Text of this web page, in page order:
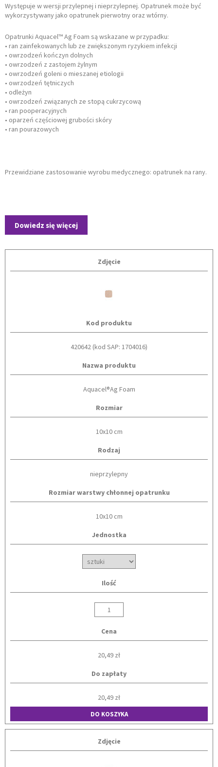
Występuje w wersji przylepnej i nieprzylepnej. Opatrunek może być
wykorzystywany jako opatrunek pierwotny oraz wtórny.
Opatrunki Aquacel™ Ag Foam są wskazane w przypadku:
• ran zainfekowanych lub ze zwiększonym ryzykiem infekcji
• owrzodzeń kończyn dolnych
• owrzodzeń z zastojem żylnym
• owrzodzeń goleni o mieszanej etiologii
• owrzodzeń tętniczych
• odleżyn
• owrzodzeń związanych ze stopą cukrzycową
• ran pooperacyjnych
• oparzeń częściowej grubości skóry
• ran pourazowych
Przewidziane zastosowanie wyrobu medycznego: opatrunek na rany.
Dowiedz się więcej
Zdjęcie
Kod produktu
420642 (kod SAP: 1704016)
Nazwa produktu
Aquacel®Ag Foam
Rozmiar
10x10 cm
Rodzaj
nieprzylepny
Rozmiar warstwy chłonnej opatrunku
10x10 cm
Jednostka
Ilość
Cena
20,49 zł
Do zapłaty
20,49 zł
DO KOSZYKA
Zdjęcie